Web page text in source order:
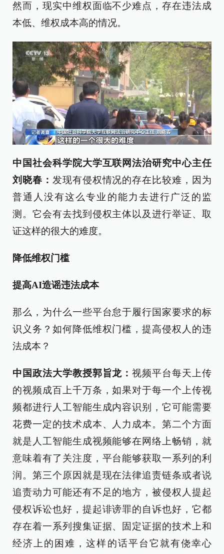
然而，现实中维权面临不少难点，存在违法成
本低、维权成本高的情况。
中国社会科学院大学互联网法治研究中心主任
刘晓春： 发现有侵权情况的存在比较难，因为
普通人没有这么专业的能力去进行广泛的监
测。它会有去找到侵权主体以及进行举证、取
证这样的很大的难度。
降低维权门槛
提高AI造谣违法成本
那么，为什么一些平台怠于履行国家要求的标
识义务？如何降低维权门槛，提高侵权人的违
法成本？
中国政法大学教授郭旨龙：视频平台每天上传
的视频成百上千万条，如果对于每一个上传视
频都进行人工智能生成内容识别，它可能需要
花费一定的技术成本、人力成本。第二个方面
就是人工智能生成视频能够在网络上畅销，就
意味着有了关注度，平台能够获取一系列的利
润。第三个原因就是现在法律追责链条或者说
追责动力可能还有不足的地方，被侵权人提起
侵权诉讼也好，提起诽谤罪的自诉也好，它都
存在着一系列搜集证据、固定证据的技术上和
经济上的困难，这样的话平台它就有侥幸心